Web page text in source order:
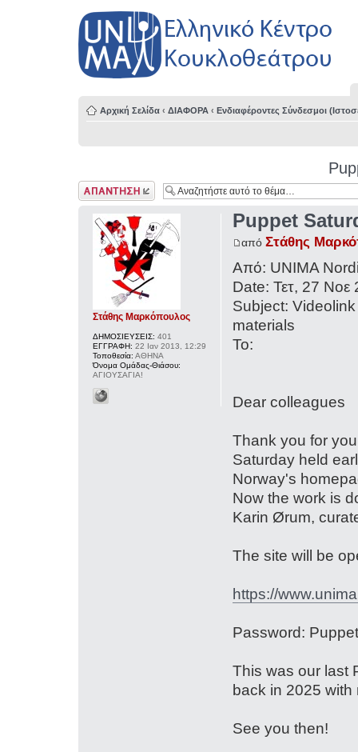
Αρχική Σελίδα ‹ ΔΙΑΦΟΡΑ ‹ Ενδιαφέροντες Σύνδεσμοι
Δημιουργία
απάντησης
Puppet
απόΣτάθης
Από: UNIMA
Date: Τετ, 27
Subject:
materials
To:
Dear colleagues
Thank you for
Saturday held
Norway's
Now the work is
Karin Ørum,
The site will be
https://
Password:
This was our last
back in 2025
See you then!
Στάθης Μαρκόπουλος
ΔΗΜΟΣΙΕΥΣΕΙΣ: 401
ΕΓΓΡΑΦΗ: 22 Ιαν 2013, 12:29
Τοποθεσία: ΑΘΗΝΑ
Όνομα Ομάδας-Θιάσου:
ΑΓΙΟΥΣΑΓΙΑ!